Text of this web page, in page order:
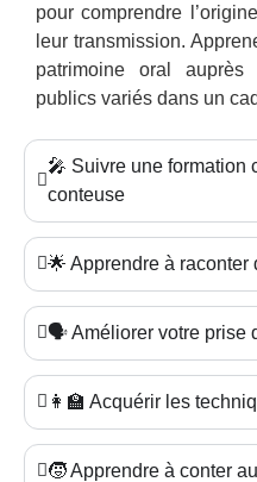
pour comprendre
leur transmission.
patrimoine oral auprès
publics variés dans un
🎤 Suivre une formation
conteuse
🌟 Apprendre à
🗣️ Améliorer votre prise
👩‍🏫 Acquérir les
🧒 Apprendre à conter